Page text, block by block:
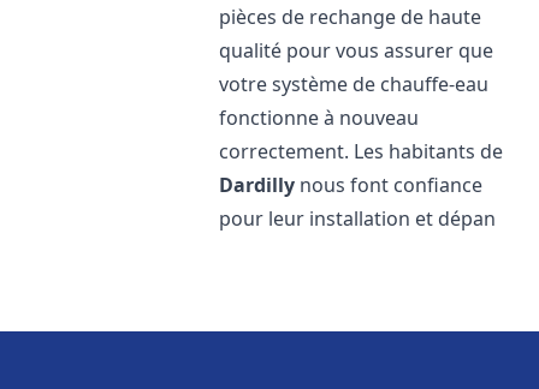
pièces de rechange de haute
qualité pour vous assurer que
votre système de chauffe-eau
fonctionne à nouveau
correctement. Les habitants de
Dardilly nous font confiance
pour leur installation et dépan